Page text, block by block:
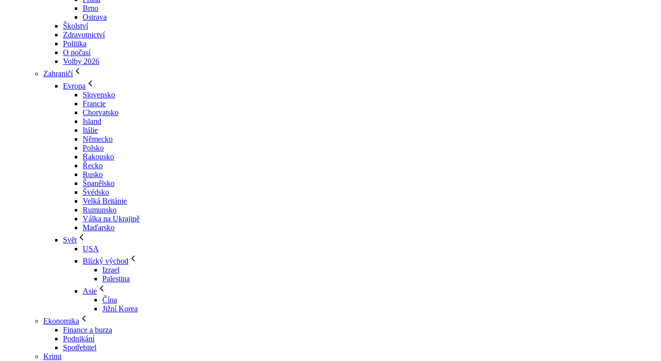
Brno
Ostrava
Školství
Zdravotnictví
Politika
O počasí
Volby 2026
Zahraničí
Evropa
Slovensko
Francie
Chorvatsko
Island
Itálie
Německo
Polsko
Rakousko
Řecko
Rusko
Španělsko
Švédsko
Velká Británie
Rumunsko
Válka na Ukrajině
Maďarsko
Svět
USA
Blízký východ
Izrael
Palestina
Asie
Čína
Jižní Korea
Ekonomika
Finance a burza
Podnikání
Spotřebitel
Krimi